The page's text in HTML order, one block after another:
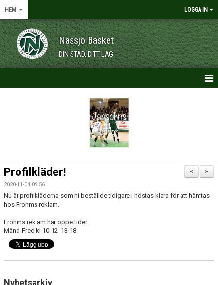
HEM LOGGA IN
Nässjö Basket
DIN STAD, DITT LAG
VÅRA LAG/TRÄNARE
MEDLEMSKAP
UNGDOMSSEKTIONEN
MEDIA
>
<
Profilkläder!
2020-11-04 09:56
Nu är profilkläderna som ni beställde tidigare i höstas klara för att hämtas
hos Frohms reklam.
Frohms reklam har öppettider:
Månd-Fred kl 10-12 13-18
Nyhetsarkiv